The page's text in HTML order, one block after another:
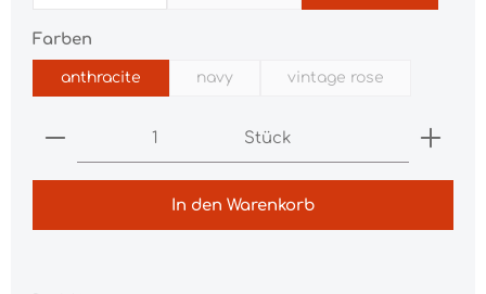
Farben
anthracite navy
(Diese Option ist zurzeit nicht
vintage rose
Produkt Anzahl: Gib den gewünschten
Stück
In den Warenkorb